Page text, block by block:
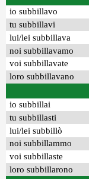
io subbillavo
tu subbillavi
lui/lei subbillava
noi subbillavamo
voi subbillavate
loro subbillavano
io subbillai
tu subbillasti
lui/lei subbillò
noi subbillammo
voi subbillaste
loro subbillarono